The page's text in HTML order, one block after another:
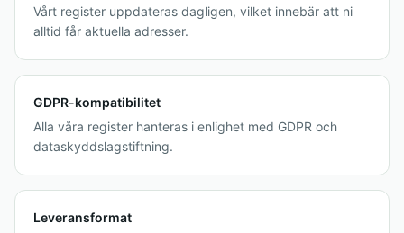
Vårt register uppdateras dagligen, vilket innebär att ni
alltid får aktuella adresser.
GDPR-kompatibilitet
Alla våra register hanteras i enlighet med GDPR och
dataskyddslagstiftning.
Leveransformat